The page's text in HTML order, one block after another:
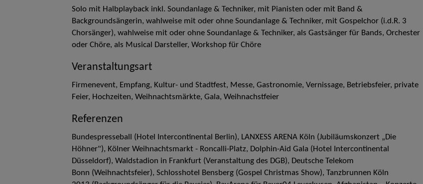
Solo mit Halbplayback inkl. Soundanlage & Techniker, mit Pianisten oder mit Band &
Backgroundsängerin, wahlweise mit oder ohne Soundanlage & Techniker, mit Gospelchor (i.d.R. 3
Chorsänger), wahlweise mit oder ohne Soundanlage & Techniker, als Gastsänger für Bands, Orchester
oder Chöre, als Musical Darsteller, Workshop für Chöre
Veranstaltungsart
Firmenevent, Empfang, Kultur- und Stadtfest, Messe, Gastronomie, Vernissage, Betriebsfeier, private
Feier, Hochzeiten, Weihnachtsmärkte, Gala, Weihnachstfeier
Referenzen
Bundespresseball (Hotel Intercontinental Berlin), LANXESS ARENA Köln (Jubiläumskonzert „Die
Höhner"), Kölner Weihnachtsmarkt - Roncalli-Platz, Dolphin-Aid Gala (Hotel Intercontinental
Düsseldorf), Waldstadion in Frankfurt (Veranstaltung des DGB), Deutsche Telekom
Bonn (Weihnachtsfeier), Schlosshotel Bensberg (Gospel Christmas Show), Tanzbrunnen Köln